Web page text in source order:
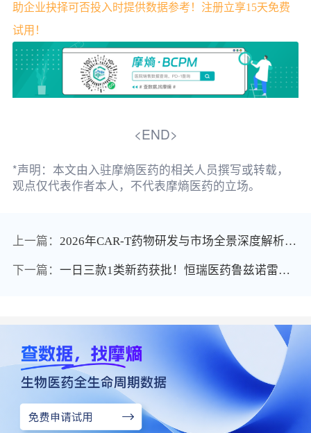
助企业抉择可否投入时提供数据参考！注册立享15天免费
试用！
<END>
*声明：本文由入驻摩熵医药的相关人员撰写或转载，
观点仅代表作者本人，不代表摩熵医药的立场。
上一篇： 2026年CAR-T药物研发与市场全景深度解析：技术迭代、靶点布局及商业化格局
下一篇： 一日三款1类新药获批！恒瑞医药鲁兹诺雷钠片、诺思兰德的塞多明基、石药HER2双抗安尼妥单抗齐上市